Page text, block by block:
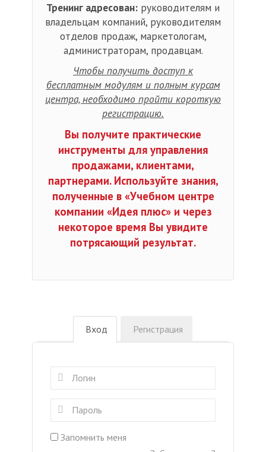
Тренинг адресован: руководителям и
владельцам компаний, руководителям
отделов продаж, маркетологам,
администраторам, продавцам.
Чтобы получить доступ к
бесплатным модулям и полным курсам
центра, необходимо пройти короткую
регистрацию.
Вы получите практические
инструменты для управления
продажами, клиентами,
партнерами. Используйте знания,
полученные в «Учебном центре
компании «Идея плюс» и через
некоторое время Вы увидите
потрясающий результат.
Вход Регистрация
Запомнить меня